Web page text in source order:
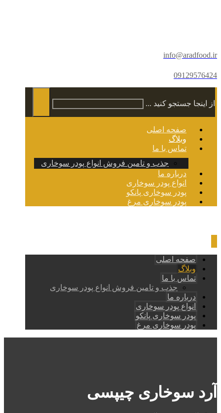
info@aradfood.ir
09129576424
از اینجا جستجو کنید ...
صفحه اصلی
وبلاگ
تماس با ما
جذب و تامین فروش انواع پودر سوخاری
درباره ما
انواع پودر سوخاری
پودر سوخاری پانکو
پودر سوخاری مرغ
صفحه اصلی
وبلاگ
تماس با ما
جذب و تامین فروش انواع پودر سوخاری
درباره ما
انواع پودر سوخاری
پودر سوخاری پانکو
پودر سوخاری مرغ
آرد سوخاری چیپسی